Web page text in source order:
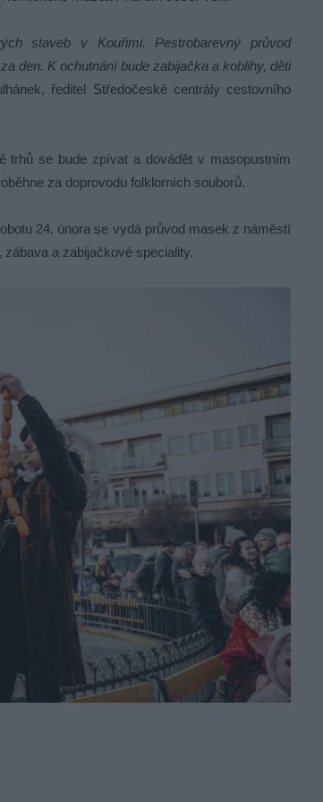
staveb v Kouřimi. Pestrobarevný průvod
den. K ochutnání bude zabijačka a koblihy, děti
ředitel Středočeské centrály cestovního
trhů se bude zpívat a dovádět v masopustním
za doprovodu folklorních souborů.
24. února se vydá průvod masek z náměstí
a zabijačkové speciality.